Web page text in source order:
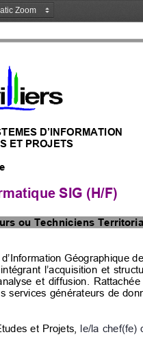
D’INFORMATION
ET PROJETS
SIG (H/F)
ou Techniciens
Géographique
intégrant  l’acquisition  et
et  diffusion.
services générateurs de
et Projets , le/la chef(fe)